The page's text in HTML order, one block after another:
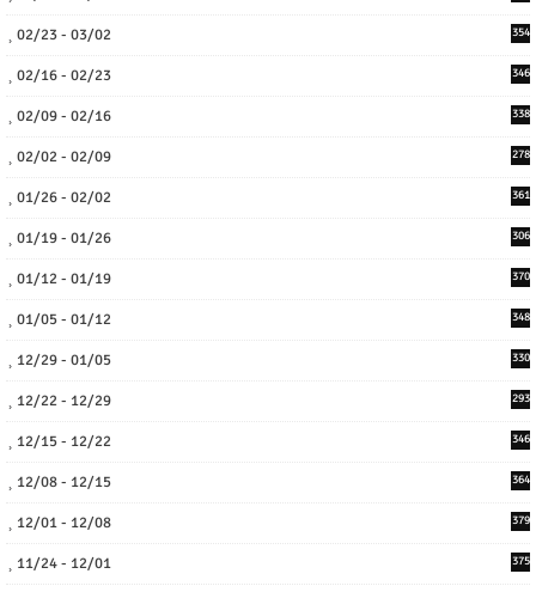
02/23 - 03/02 354
02/16 - 02/23 346
02/09 - 02/16 338
02/02 - 02/09 278
01/26 - 02/02 361
01/19 - 01/26 306
01/12 - 01/19 370
01/05 - 01/12 348
12/29 - 01/05 330
12/22 - 12/29 293
12/15 - 12/22 346
12/08 - 12/15 364
12/01 - 12/08 379
11/24 - 12/01 375